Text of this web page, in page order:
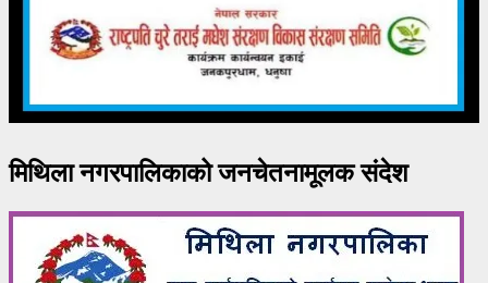
मिथिला नगरपालिकाको जनचेतनामूलक संदेश